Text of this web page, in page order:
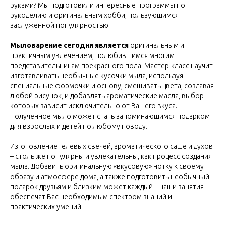
руками? Мы подготовили интересные программы по
рукоделию и оригинальным хобби, пользующимся
заслуженной популярностью.
Мыловарение сегодня является оригинальным и
практичным увлечением, полюбившимся многим
представительницам прекрасного пола. Мастер-класс научит
изготавливать необычные кусочки мыла, используя
специальные формочки и основу, смешивать цвета, создавая
любой рисунок, и добавлять ароматические масла, выбор
которых зависит исключительно от Вашего вкуса.
Полученное мыло может стать запоминающимся подарком
для взрослых и детей по любому поводу.
Изготовление гелевых свечей, ароматического саше и духов
– столь же популярны и увлекательны, как процесс создания
мыла. Добавить оригинальную «вкусовую» нотку к своему
образу и атмосфере дома, а также подготовить необычный
подарок друзьям и близким может каждый – наши занятия
обеспечат Вас необходимым спектром знаний и
практических умений.